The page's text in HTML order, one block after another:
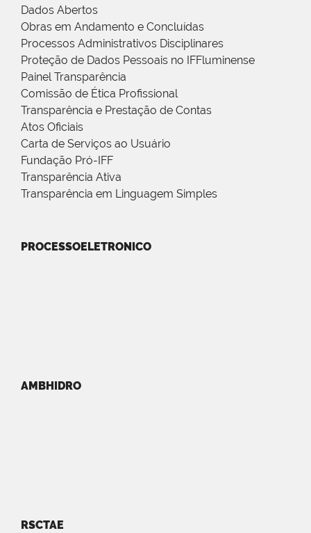
Dados Abertos
Obras em Andamento e Concluídas
Processos Administrativos Disciplinares
Proteção de Dados Pessoais no IFFluminense
Painel Transparência
Comissão de Ética Profissional
Transparência e Prestação de Contas
Atos Oficiais
Carta de Serviços ao Usuário
Fundação Pró-IFF
Transparência Ativa
Transparência em Linguagem Simples
PROCESSOELETRONICO
AMBHIDRO
RSCTAE